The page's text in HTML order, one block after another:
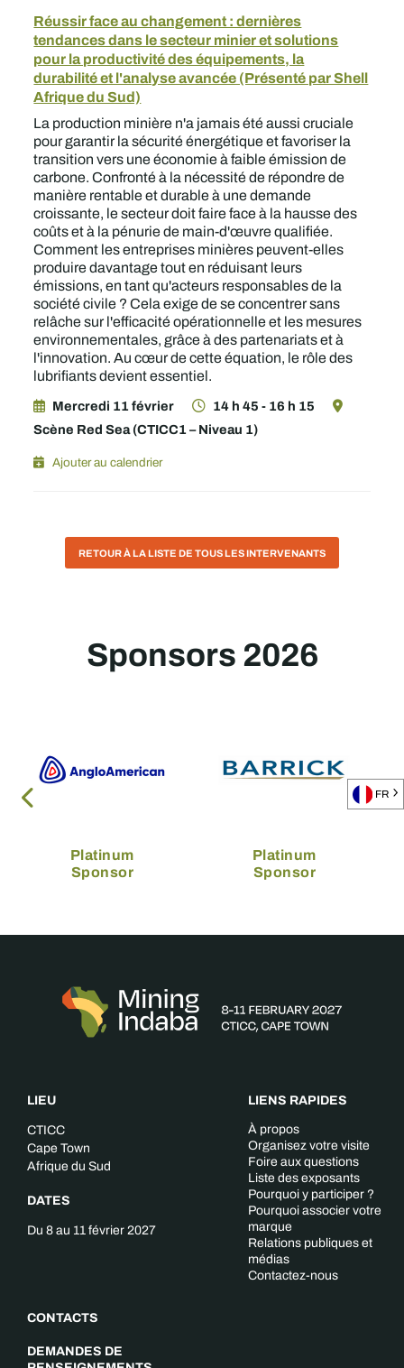
Réussir face au changement : dernières
tendances dans le secteur minier et solutions
pour la productivité des équipements, la
durabilité et l'analyse avancée (Présenté par Shell
Afrique du Sud)
La production minière n'a jamais été aussi cruciale
pour garantir la sécurité énergétique et favoriser la
transition vers une économie à faible émission de
carbone. Confronté à la nécessité de répondre de
manière rentable et durable à une demande
croissante, le secteur doit faire face à la hausse des
coûts et à la pénurie de main-d'œuvre qualifiée.
Comment les entreprises minières peuvent-elles
produire davantage tout en réduisant leurs
émissions, en tant qu'acteurs responsables de la
société civile ? Cela exige de se concentrer sans
relâche sur l'efficacité opérationnelle et les mesures
environnementales, grâce à des partenariats et à
l'innovation. Au cœur de cette équation, le rôle des
lubrifiants devient essentiel.
Mercredi 11 février
14 h 45 - 16 h 15
Scène Red Sea (CTICC1 – Niveau 1)
Ajouter au calendrier
RETOUR À LA LISTE DE TOUS LES INTERVENANTS
Sponsors 2026
Platinum
Sponsor
Platinum
Sponsor
LIEU
CTICC
Cape Town
Afrique du Sud
DATES
Du 8 au 11 février 2027
CONTACTS
DEMANDES DE
LIENS RAPIDES
À propos
Organisez votre visite
Foire aux questions
Liste des exposants
Pourquoi y participer ?
Pourquoi associer votre
marque
Relations publiques et
médias
Contactez-nous
FR